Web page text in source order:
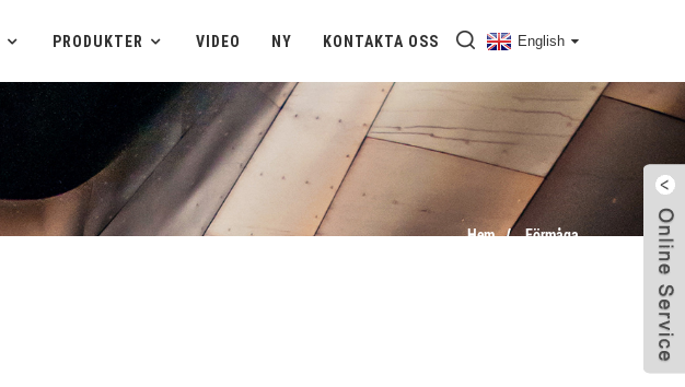
PRODUKTER VIDEO NY KONTAKTA OSS English
Hem Förmåga